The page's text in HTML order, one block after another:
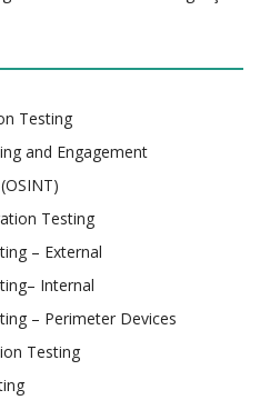
Testing
and Engagement
Testing
– External
Internal
– Perimeter Devices
Testing